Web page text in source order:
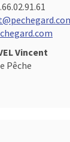
Vincent
Pêche